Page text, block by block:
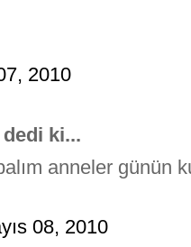
2010
dedi ki...
anneler günün
08, 2010